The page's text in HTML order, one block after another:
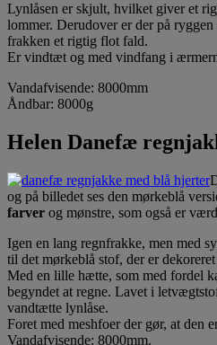
Lynlåsen er skjult, hvilket giver et
lommer. Derudover er der på
frakken et rigtig flot fald.
Er vindtæt og med vindfang i
Vandafvisende: 8000mm
Åndbar: 8000g
Helen Danefæ
og på billedet ses den mørkeblå
farver og mønstre, som også er
Igen en lang regnfrakke, men med
til det mørkeblå stof, der er
Med en lille hætte, som med fordel
begyndet at regne. Lavet i
vandtætte lynlåse.
Foret med meshfoer der gør, at den
Vandafvisende: 8000mm.